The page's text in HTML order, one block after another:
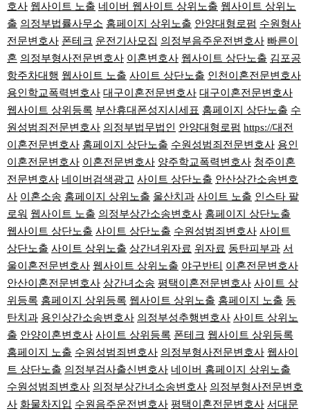
호사 웹사이트 노출 네이버 웹사이트 상위노출 웹사이트 상위노
출 의정부법률사무소 홈페이지 상위노출 안양대형로펌 수원형사
전문변호사 폰테크 운전기사모집 의정부음주운전변호사 빠른이
혼 의정부형사전문변호사 이혼변호사 웹사이트 상단노출 김포공
항주차대행 웹사이트 노출 사이트 상단노출 인천이혼전문변호사
용인학교폭력변호사 대구이혼전문변호사 대구이혼전문변호사
웹사이트 상위등록 부산휴대폰성지시세표 홈페이지 상단노출 수
원성범죄전문변호사 의정부법무법인 안양대형로펌 https://대전
이혼전문변호사 홈페이지 상단노출 수원성범죄전문변호사 용인
이혼전문변호사 이혼전문변호사 양주학교폭력변호사 청주이혼
전문변호사 네이버검색광고 사이트 상단노출 안산상간소송변호
사 이혼소송 홈페이지 상위노출 울산치과 사이트 노출 인스타 팔
로워 웹사이트 노출 의정부상간소송변호사 홈페이지 상단노출
웹사이트 상단노출 사이트 상단노출 수원성범죄변호사 사이트
상단노출 사이트 상위노출 상간녀위자료 위자료 동탄피부과 서
울이혼전문변호사 웹사이트 상위노출 야구반티
이혼전문변호사
안산이혼전문변호사 상간녀소송 평택이혼전문변호사 사이트 상
위등록 홈페이지 상위등록 웹사이트 상위노출 홈페이지 노출 동
탄치과 용인상간소송변호사 의정부성추행변호사 사이트 상위노
출 안양이혼변호사 사이트 상위등록 폰테크 웹사이트 상위등록
홈페이지 노출 수원성범죄변호사 의정부형사전문변호사 웹사이
트 상단노출 의정부검사출신변호사 네이버 홈페이지 상위노출
수원성범죄변호사 의정부상간녀소송변호사 의정부형사전문변호
사 화물차지입 수원음주운전변호사 평택이혼전문변호사 서대문